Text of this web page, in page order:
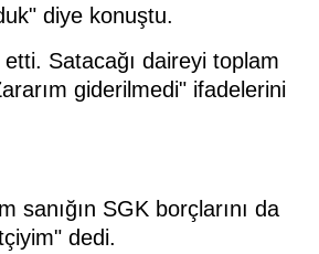
diye konuştu.
Satacağı daireyi toplam
giderilmedi" ifadelerini
sanığın SGK borçlarını da
dedi.